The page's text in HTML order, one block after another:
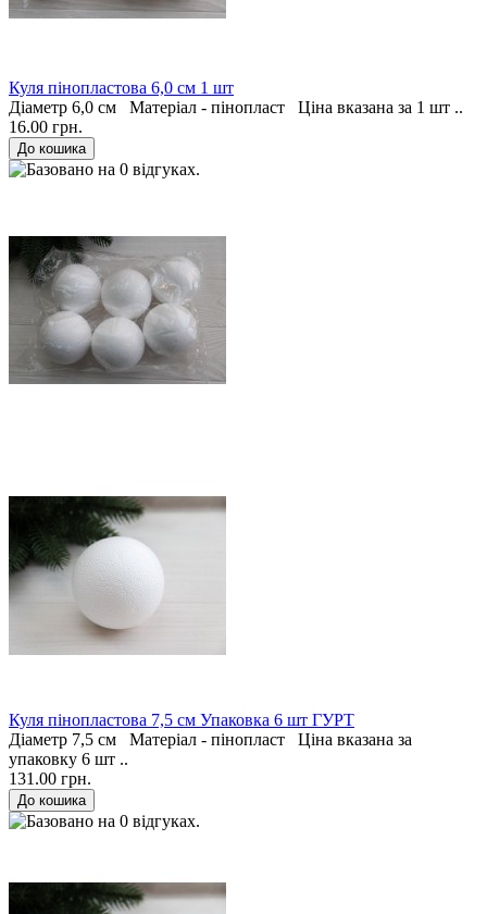
Куля пінопластова 6,0 см 1 шт
Діаметр 6,0 см Матеріал - пінопласт Ціна вказана за 1 шт ..
16.00 грн.
Куля пінопластова 7,5 см Упаковка 6 шт ГУРТ
Діаметр 7,5 см Матеріал - пінопласт Ціна вказана за
упаковку 6 шт ..
131.00 грн.